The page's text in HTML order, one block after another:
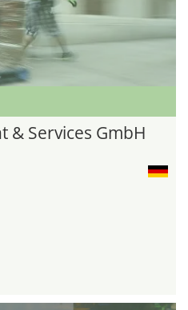
& Services GmbH